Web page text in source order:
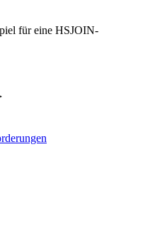
für eine HSJOIN-